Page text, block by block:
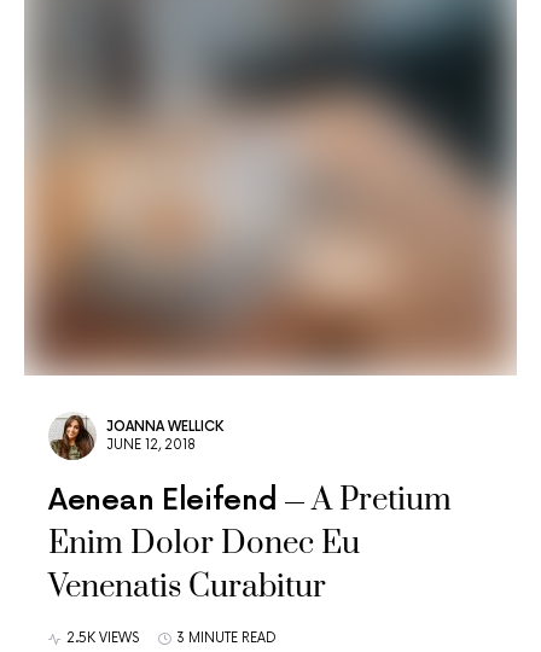
JOANNA WELLICK
JUNE 12, 2018
Aenean Eleifend
A Pretium
Enim Dolor Donec Eu
Venenatis Curabitur
2.5K VIEWS 3 MINUTE READ